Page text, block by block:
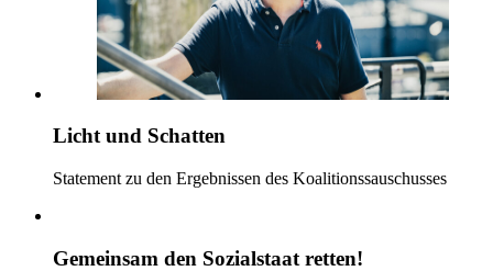
Licht und Schatten
Statement zu den Ergebnissen des Koalitionssauschusses
Gemeinsam den Sozialstaat retten!